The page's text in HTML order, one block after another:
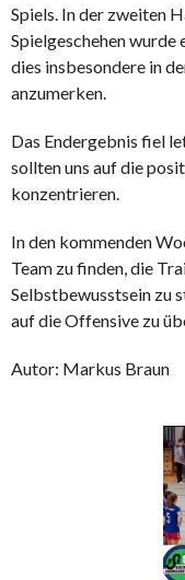
Spiels. In der zweiten
Spielgeschehen
dies insbesondere in
anzumerken.
Das Endergebnis fiel
sollten uns auf die
konzentrieren.
In den kommenden
Team zu finden, die
Selbstbewusstsein zu
auf die Offensive zu
Autor: Markus Braun